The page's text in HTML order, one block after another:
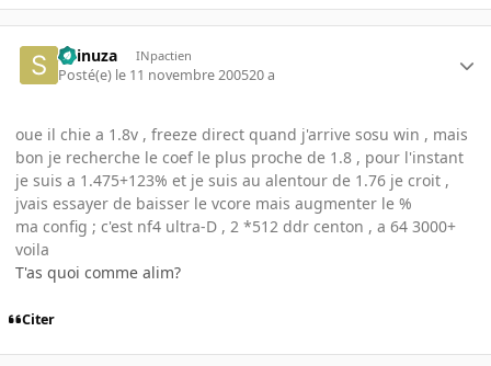
Shinuza INpactien
Posté(e) le 11 novembre 200520 a
oue il chie a 1.8v , freeze direct quand j'arrive sosu win , mais
bon je recherche le coef le plus proche de 1.8 , pour l'instant
je suis a 1.475+123% et je suis au alentour de 1.76 je croit ,
jvais essayer de baisser le vcore mais augmenter le %
ma config ; c'est nf4 ultra-D , 2 *512 ddr centon , a 64 3000+
voila
T'as quoi comme alim?
Citer